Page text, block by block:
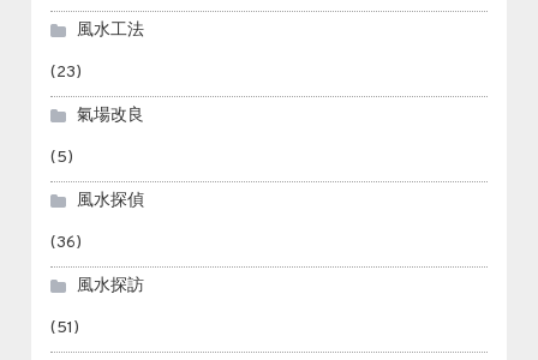
風水工法
(23)
氣場改良
(5)
風水探偵
(36)
風水探訪
(51)